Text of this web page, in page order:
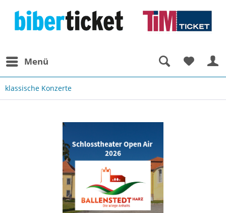
Menü
klassische Konzerte